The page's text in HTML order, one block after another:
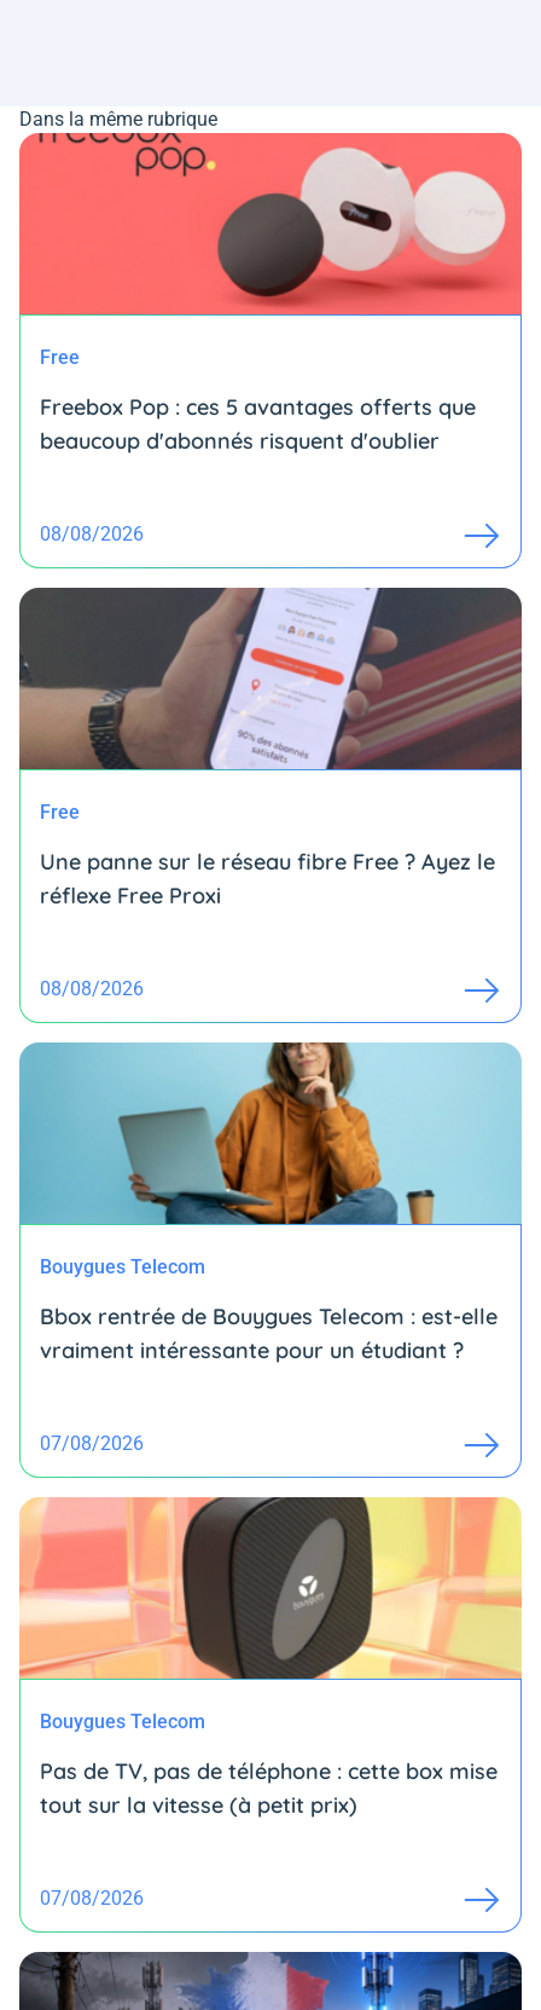
Dans la même rubrique
Free
Freebox Pop : ces 5 avantages offerts que
beaucoup d'abonnés risquent d'oublier
08/08/2026
Free
Une panne sur le réseau fibre Free ? Ayez le
réflexe Free Proxi
08/08/2026
Bouygues Telecom
Bbox rentrée de Bouygues Telecom : est-elle
vraiment intéressante pour un étudiant ?
07/08/2026
Bouygues Telecom
Pas de TV, pas de téléphone : cette box mise
tout sur la vitesse (à petit prix)
07/08/2026